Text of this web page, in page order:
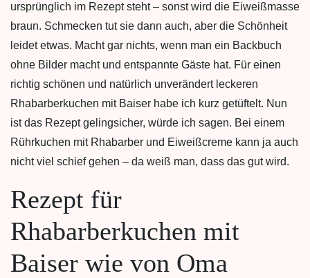
ursprünglich im Rezept steht – sonst wird die Eiweißmasse
braun. Schmecken tut sie dann auch, aber die Schönheit
leidet etwas. Macht gar nichts, wenn man ein Backbuch
ohne Bilder macht und entspannte Gäste hat. Für einen
richtig schönen und natürlich unverändert leckeren
Rhabarberkuchen mit Baiser habe ich kurz getüftelt. Nun
ist das Rezept gelingsicher, würde ich sagen. Bei einem
Rührkuchen mit Rhabarber und Eiweißcreme kann ja auch
nicht viel schief gehen – da weiß man, dass das gut wird.
Rezept für
Rhabarberkuchen mit
Baiser wie von Oma